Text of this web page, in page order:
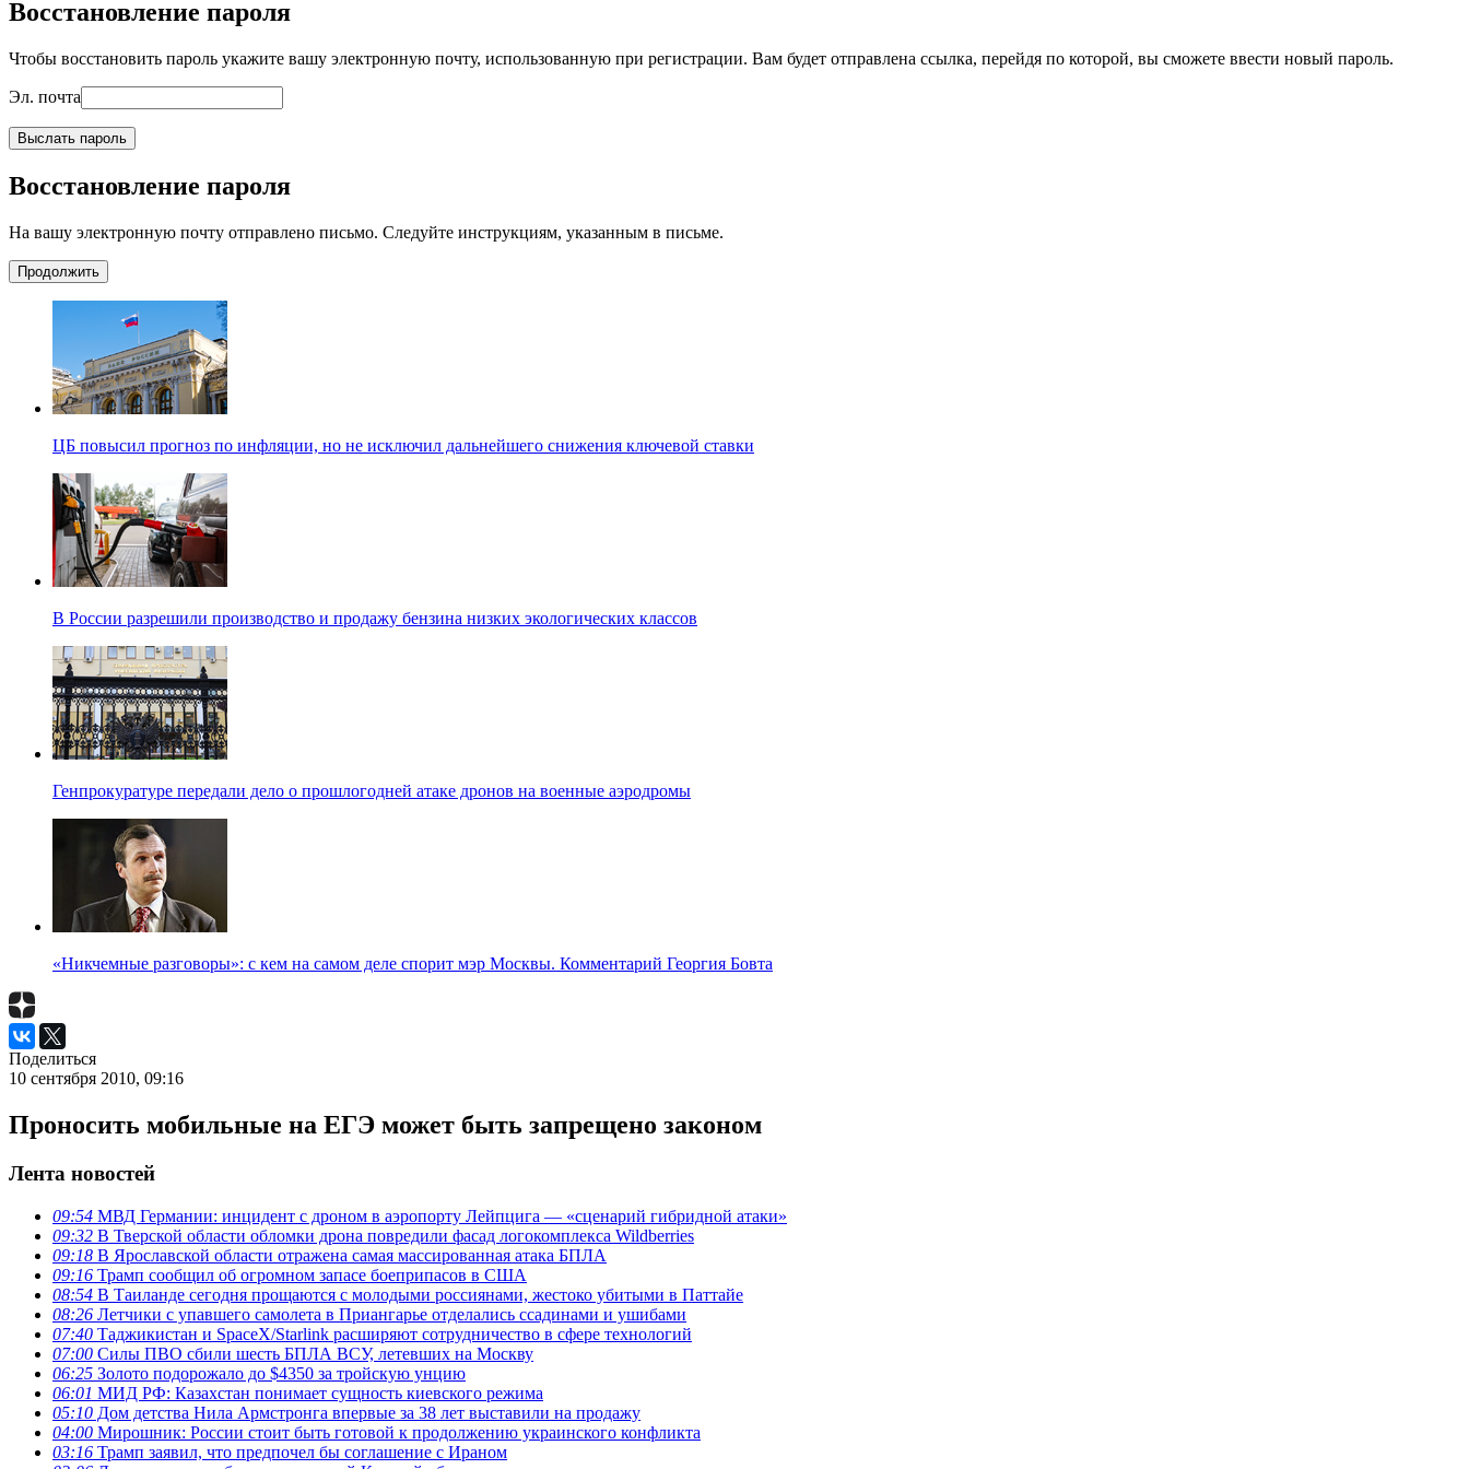
Восстановление пароля
Чтобы восстановить пароль укажите вашу электронную почту, использованную при регистрации. Вам будет отправлена ссылка, перейдя по которой, вы сможете ввести новый пароль.
Эл. почта
Выслать пароль
Восстановление пароля
На вашу электронную почту отправлено письмо. Следуйте инструкциям, указанным в письме.
Продолжить
ЦБ повысил прогноз по инфляции, но не исключил дальнейшего снижения ключевой ставки
В России разрешили производство и продажу бензина низких экологических классов
Генпрокуратуре передали дело о прошлогодней атаке дронов на военные аэродромы
«Никчемные разговоры»: с кем на самом деле спорит мэр Москвы. Комментарий Георгия Бовта
Поделиться
10 сентября 2010, 09:16
Проносить мобильные на ЕГЭ может быть запрещено законом
Лента новостей
09:54 МВД Германии: инцидент с дроном в аэропорту Лейпцига — «сценарий гибридной атаки»
09:32 В Тверской области обломки дрона повредили фасад логокомплекса Wildberries
09:18 В Ярославской области отражена самая массированная атака БПЛА
09:16 Трамп сообщил об огромном запасе боеприпасов в США
08:54 В Таиланде сегодня прощаются с молодыми россиянами, жестоко убитыми в Паттайе
08:26 Летчики с упавшего самолета в Приангарье отделались ссадинами и ушибами
07:40 Таджикистан и SpaceX/Starlink расширяют сотрудничество в сфере технологий
07:00 Силы ПВО сбили шесть БПЛА ВСУ, летевших на Москву
06:25 Золото подорожало до $4350 за тройскую унцию
06:01 МИД РФ: Казахстан понимает сущность киевского режима
05:10 Дом детства Нила Армстронга впервые за 38 лет выставили на продажу
04:00 Мирошник: России стоит быть готовой к продолжению украинского конфликта
03:16 Трамп заявил, что предпочел бы соглашение с Ираном